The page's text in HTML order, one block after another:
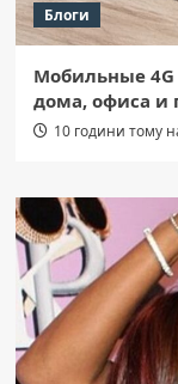
Блоги
Мобильные 4G
дома, офиса и
10 години тому